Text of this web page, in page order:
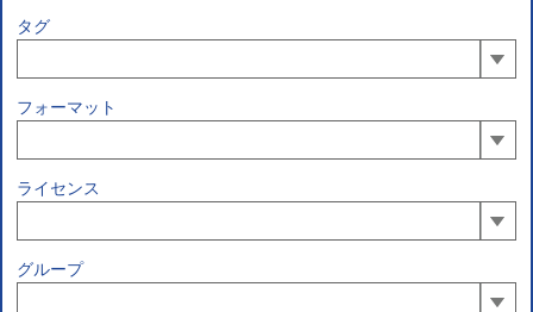
タグ
フォーマット
ライセンス
グループ